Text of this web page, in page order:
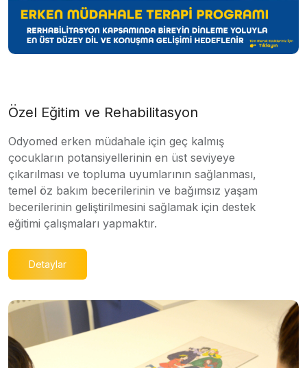
Özel Eğitim ve Rehabilitasyon
Odyomed erken müdahale için geç kalmış
çocukların potansiyellerinin en üst seviyeye
çıkarılması ve topluma uyumlarının sağlanması,
temel öz bakım becerilerinin ve bağımsız yaşam
becerilerinin geliştirilmesini sağlamak için destek
eğitimi çalışmaları yapmaktır.
Detaylar